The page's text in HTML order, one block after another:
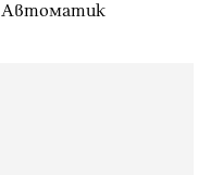
Автоматик